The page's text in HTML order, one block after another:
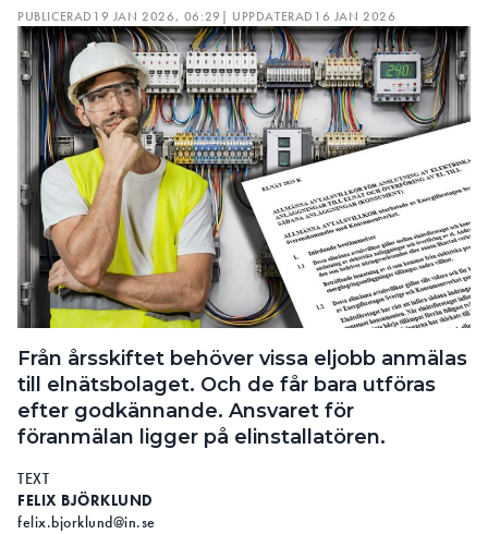
PUBLICERAD 19 JAN 2026, 06:29 | UPPDATERAD 16 JAN 2026
Från årsskiftet behöver vissa eljobb anmälas
till elnätsbolaget. Och de får bara utföras
efter godkännande. Ansvaret för
föranmälan ligger på elinstallatören.
TEXT
FELIX BJÖRKLUND
felix.bjorklund@in.se